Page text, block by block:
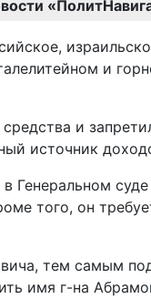
и
и
источник
Генеральном
того, он
тем самым
имя г-на